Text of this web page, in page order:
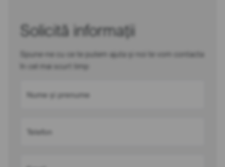
Solicită informații
Spune-ne cu ce te putem ajuta și noi te vom contacta
în cel mai scurt timp
Nume și prenume
Telefon